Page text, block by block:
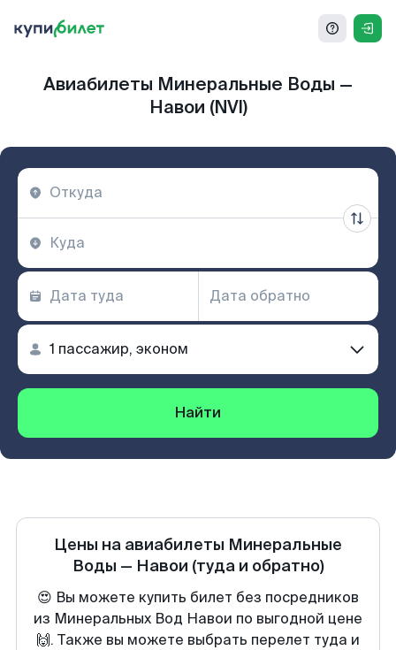
Авиабилеты Минеральные Воды —
Навои (NVI)
Найти
Цены на авиабилеты Минеральные
Воды — Навои (туда и обратно)
😍 Вы можете купить билет без посредников
из Минеральных Вод Навои по выгодной цене
🙌. Также вы можете выбрать перелет туда и